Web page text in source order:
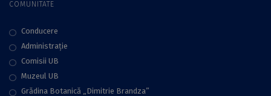
COMUNITATE
Conducere
Administraţie
Comisii UB
Muzeul UB
Grădina Botanică „Dimitrie Brandza”